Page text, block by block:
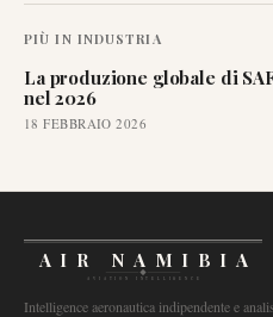
PIÙ IN INDUSTRIA
La produzione globale di
nel 2026
18 FEBBRAIO 2026
AIR NAMIBIA
AVIATION INTELLIGENCE
Intelligence aeronautica indipendente e